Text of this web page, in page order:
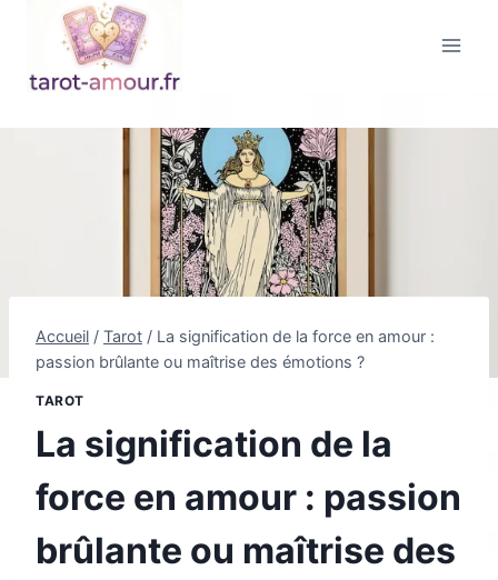
contenu
Accueil / Tarot / La signification de la force en amour :
passion brûlante ou maîtrise des émotions ?
TAROT
La signification de la
force en amour : passion
brûlante ou maîtrise des